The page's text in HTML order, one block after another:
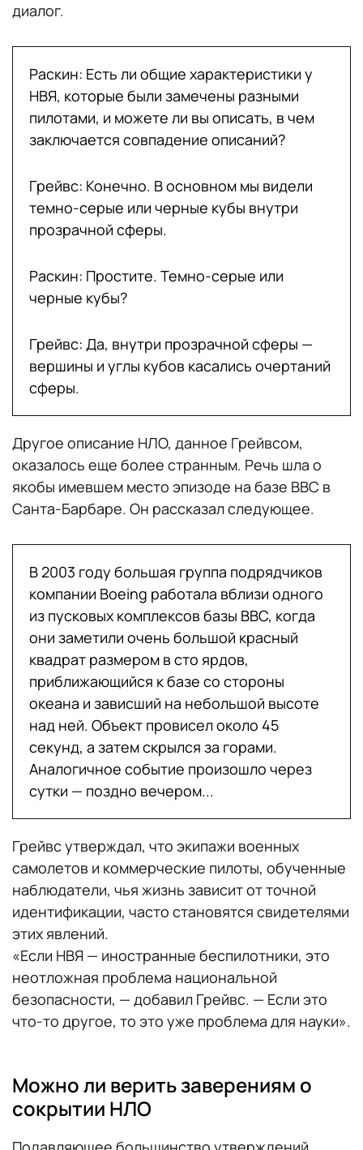
диалог.
Раскин: Есть ли общие характеристики у
НВЯ, которые были замечены разными
пилотами, и можете ли вы описать, в чем
заключается совпадение описаний?
Грейвс: Конечно. В основном мы видели
темно-серые или черные кубы внутри
прозрачной сферы.
Раскин: Простите. Темно-серые или
черные кубы?
Грейвс: Да, внутри прозрачной сферы —
вершины и углы кубов касались очертаний
сферы.
Другое описание НЛО, данное Грейвсом,
оказалось еще более странным. Речь шла о
якобы имевшем место эпизоде на базе ВВС в
Санта-Барбаре. Он рассказал следующее.
В 2003 году большая группа подрядчиков
компании Boeing работала вблизи одного
из пусковых комплексов базы ВВС, когда
они заметили очень большой красный
квадрат размером в сто ярдов,
приближающийся к базе со стороны
океана и зависший на небольшой высоте
над ней. Объект провисел около 45
секунд, а затем скрылся за горами.
Аналогичное событие произошло через
сутки — поздно вечером...
Грейвс утверждал, что экипажи военных
самолетов и коммерческие пилоты, обученные
наблюдатели, чья жизнь зависит от точной
идентификации, часто становятся свидетелями
этих явлений.
«Если НВЯ — иностранные беспилотники, это
неотложная проблема национальной
безопасности, — добавил Грейвс. — Если это
что-то другое, то это уже проблема для науки».
Можно ли верить заверениям о
сокрытии НЛО